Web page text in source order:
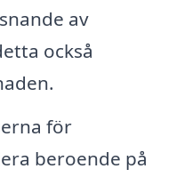
av
också
för
beroende på